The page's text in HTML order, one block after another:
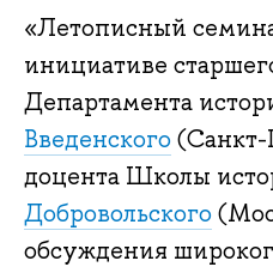
«Летописный
инициативе
Департамента
Введенского
доцента Школы
Добровольского
обсуждения